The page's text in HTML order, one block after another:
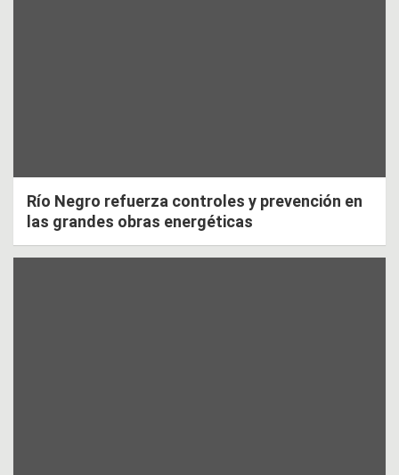
Río Negro refuerza controles y prevención en
las grandes obras energéticas